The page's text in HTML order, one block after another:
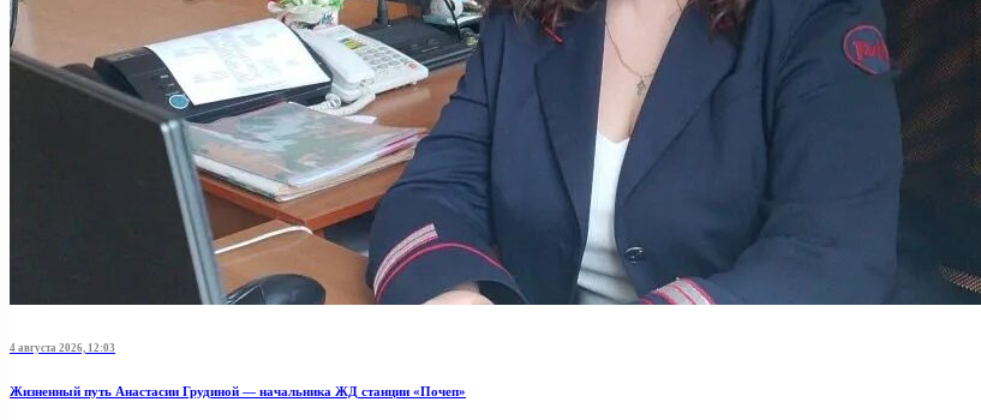
4 августа 2026, 12:03
Жизненный путь Анастасии Грудиной — начальника ЖД станции «Почеп»